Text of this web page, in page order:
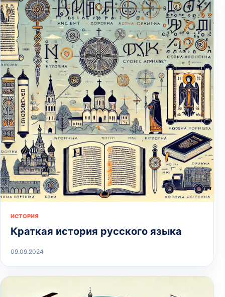
ИСТОРИЯ
Краткая история русского языка
09.09.2024